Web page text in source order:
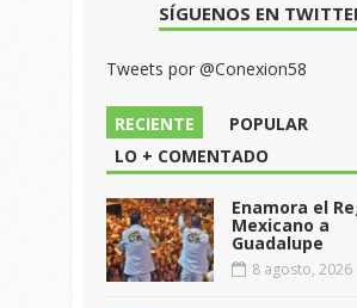
SÍGUENOS EN
Tweets por @Conexion58
RECIENTE
POPULAR
LO + COMENTADO
Enamora el
Mexicano a
Guadalupe
8 agosto, 2026